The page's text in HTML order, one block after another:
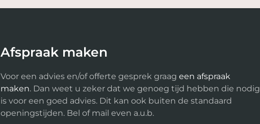
Afspraak maken
Voor een advies en/of offerte gesprek graag een afspraak
maken. Dan weet u zeker dat we genoeg tijd hebben die nodig
is voor een goed advies. Dit kan ook buiten de standaard
openingstijden. Bel of mail even a.u.b.